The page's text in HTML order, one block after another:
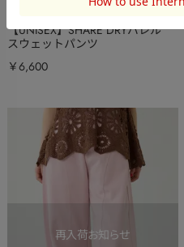
BOWL
【UNISEX】SHARE DRYバレル
スウェットパンツ
￥6,600